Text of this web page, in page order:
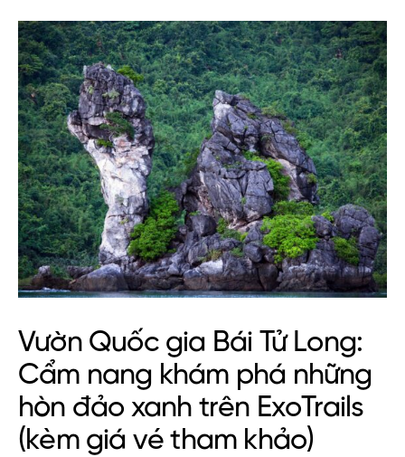
Vườn Quốc gia Bái Tử Long:
Cẩm nang khám phá những
hòn đảo xanh trên ExoTrails
(kèm giá vé tham khảo)